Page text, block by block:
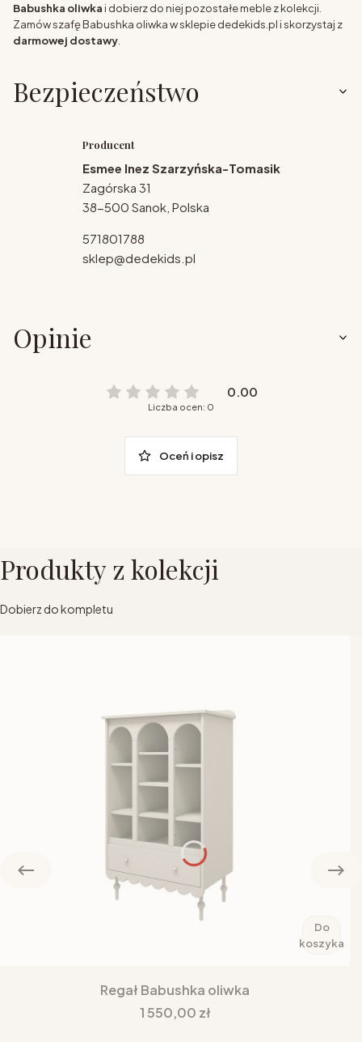
Babushka oliwka i dobierz do niej pozostałe meble z kolekcji.
Zamów szafę Babushka oliwka w sklepie dedekids.pl i skorzystaj z
darmowej dostawy
Bezpieczeństwo
Producent
Esmee Inez Szarzyńska-Tomasik
Zagórska 31
38-500 Sanok, Polska
571801788
sklep@dedekids.pl
Opinie
0.00
Liczba ocen: 0
Oceń i opisz
Produkty z kolekcji
Dobierz do kompletu
Do
koszyka
Regał Babushka oliwka
Cena
1 550,00 zł